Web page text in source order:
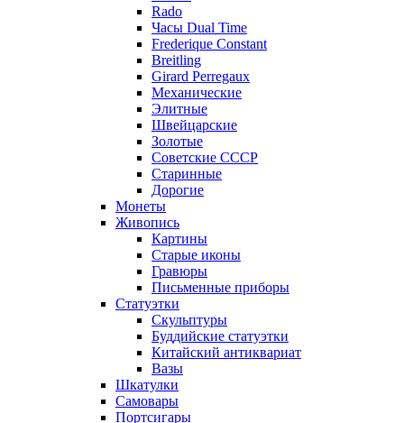
Rado
Часы Dual Time
Frederique Constant
Breitling
Girard Perregaux
Механические
Элитные
Швейцарские
Золотые
Советские СССР
Старинные
Дорогие
Монеты
Живопись
Картины
Старые иконы
Гравюры
Письменные приборы
Статуэтки
Скульптуры
Буддийские статуэтки
Китайский антиквариат
Вазы
Шкатулки
Самовары
Портсигары